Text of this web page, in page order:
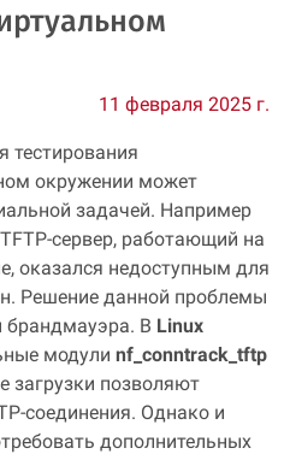
11 февраля 2025 г.
тестирования
окружении может
задачей. Например
работающий на
оказался недоступным для
Решение данной проблемы
брандмауэра. В Linux
модули nf_conntrack_tftp
загрузки позволяют
Однако и
дополнительных